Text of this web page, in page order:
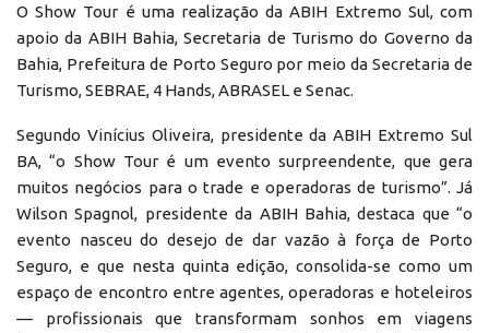
O Show Tour é uma realização da ABIH Extremo Sul, com
apoio da ABIH Bahia, Secretaria de Turismo do Governo da
Bahia, Prefeitura de Porto Seguro por meio da Secretaria de
Turismo, SEBRAE, 4 Hands, ABRASEL e Senac.
Segundo Vinícius Oliveira, presidente da ABIH Extremo Sul
BA, “o Show Tour é um evento surpreendente, que gera
muitos negócios para o trade e operadoras de turismo”. Já
Wilson Spagnol, presidente da ABIH Bahia, destaca que “o
evento nasceu do desejo de dar vazão à força de Porto
Seguro, e que nesta quinta edição, consolida-se como um
espaço de encontro entre agentes, operadoras e hoteleiros
— profissionais que transformam sonhos em viagens